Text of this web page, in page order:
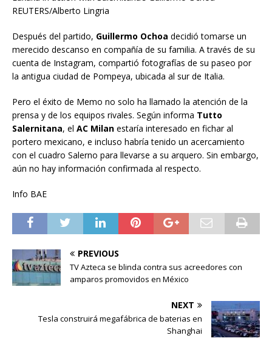
REUTERS/Alberto Lingria
Después del partido, Guillermo Ochoa decidió tomarse un
merecido descanso en compañía de su familia. A través de su
cuenta de Instagram, compartió fotografías de su paseo por
la antigua ciudad de Pompeya, ubicada al sur de Italia.
Pero el éxito de Memo no solo ha llamado la atención de la
prensa y de los equipos rivales. Según informa Tutto
Salernitana, el AC Milan estaría interesado en fichar al
portero mexicano, e incluso habría tenido un acercamiento
con el cuadro Salerno para llevarse a su arquero. Sin embargo,
aún no hay información confirmada al respecto.
Info BAE
PREVIOUS
TV Azteca se blinda contra sus acreedores con
amparos promovidos en México
NEXT
Tesla construirá megafábrica de baterias en
Shanghai